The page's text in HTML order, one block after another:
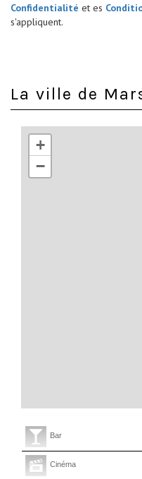
Confidentialité et es
s'appliquent.
La ville de
+
−
Bar
Cinéma